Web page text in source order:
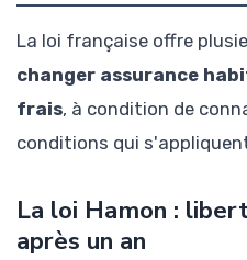
La loi française offre
changer assurance
frais, à condition de
conditions qui
La loi Hamon :
après un an